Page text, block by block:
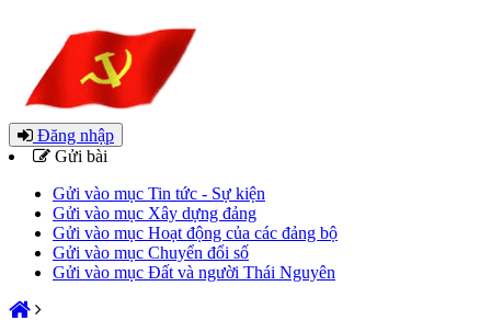
Đăng nhập
Gửi bài
Gửi vào mục Tin tức - Sự kiện
Gửi vào mục Xây dựng đảng
Gửi vào mục Hoạt động của các đảng bộ
Gửi vào mục Chuyển đổi số
Gửi vào mục Đất và người Thái Nguyên